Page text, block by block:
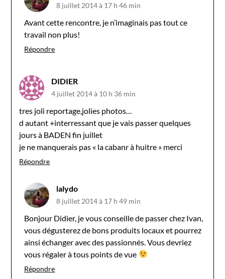
8 juillet 2014 à 17 h 46 min
Avant cette rencontre, je n’imaginais pas tout ce
travail non plus!
Répondre
DIDIER
4 juillet 2014 à 10 h 36 min
tres joli reportage,jolies photos…
d autant +interressant que je vais passer quelques
jours à BADEN fin juillet
je ne manquerais pas « la cabanr à huitre » merci
Répondre
lalydo
8 juillet 2014 à 17 h 49 min
Bonjour Didier, je vous conseille de passer chez Ivan,
vous dégusterez de bons produits locaux et pourrez
ainsi échanger avec des passionnés. Vous devriez
vous régaler à tous points de vue
Répondre